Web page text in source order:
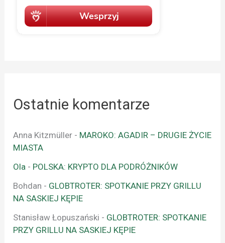
Ostatnie komentarze
Anna Kitzmüller - MAROKO: AGADIR – DRUGIE ŻYCIE
MIASTA
Ola - POLSKA: KRYPTO DLA PODRÓŻNIKÓW
Bohdan - GLOBTROTER: SPOTKANIE PRZY GRILLU
NA SASKIEJ KĘPIE
Stanisław Łopuszański - GLOBTROTER: SPOTKANIE
PRZY GRILLU NA SASKIEJ KĘPIE